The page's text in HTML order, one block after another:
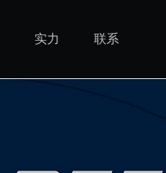
实力 联系